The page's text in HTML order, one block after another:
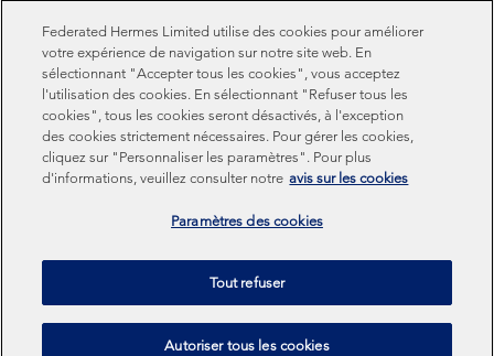
Cookies Modern slavery statement
Sustainability-related disclosures
Federated Hermes Limited: Registered in England & Wales
No 01661776. Registered office – Sixth Floor, 150
Cheapside, London EC2V 6ET.
Federated Hermes Limited is owned by Federated
Hermes, Inc © Copyright Federated Hermes Limited 2026 |
Federated Hermes Limited utilise des cookies pour améliorer
votre expérience de navigation sur notre site web. En
sélectionnant "Accepter tous les cookies", vous acceptez
l'utilisation des cookies. En sélectionnant "Refuser tous les
cookies", tous les cookies seront désactivés, à l'exception
des cookies strictement nécessaires. Pour gérer les cookies,
cliquez sur "Personnaliser les paramètres". Pour plus
d'informations, veuillez consulter notre avis sur les cookies
Paramètres des cookies
Tout refuser
Autoriser tous les cookies